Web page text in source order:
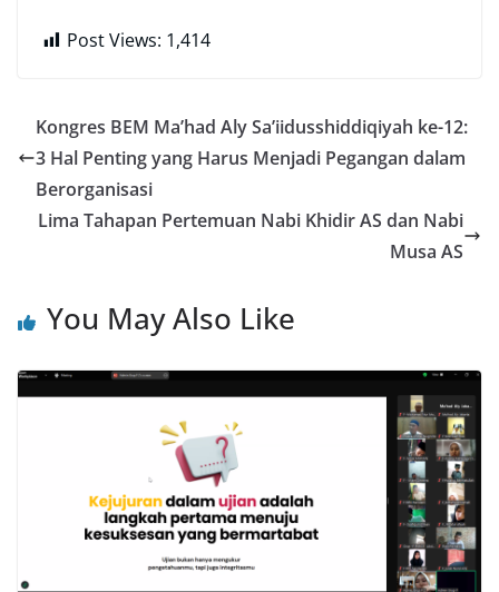
Post Views: 1,414
Kongres BEM Ma’had Aly Sa’iidusshiddiqiyah ke-12:
3 Hal Penting yang Harus Menjadi Pegangan dalam
Berorganisasi
Lima Tahapan Pertemuan Nabi Khidir AS dan Nabi
Musa AS
You May Also Like